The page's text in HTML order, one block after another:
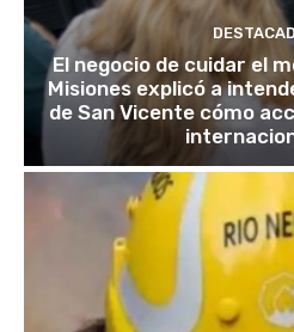
El negocio de cuidar el
Misiones explicó a
de San Vicente cómo